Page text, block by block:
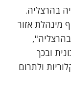
בהרצליה.
מינהלת אזור
ובכך
ולתרום